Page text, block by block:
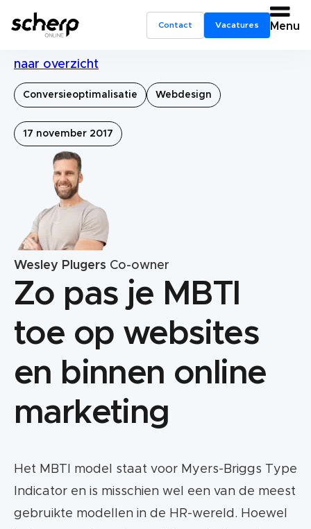
Contact Vacatures Menu
naar overzicht
Conversieoptimalisatie Webdesign
17 november 2017
Wesley Plugers Co-owner
Zo pas je MBTI
toe op websites
en binnen online
marketing
Het MBTI model staat voor Myers-Briggs Type
Indicator en is misschien wel een van de meest
gebruikte modellen in de HR-wereld. Hoewel